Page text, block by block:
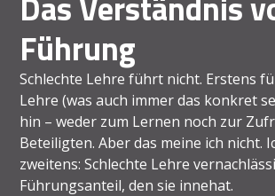
Führung
Schlechte Lehre führt nicht. Erstens
Lehre (was auch immer das konkret
hin – weder zum Lernen noch zur
Beteiligten. Aber das meine ich nicht.
zweitens: Schlechte Lehre
Führungsanteil, den sie innehat.